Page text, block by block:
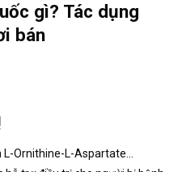
gì? Tác dụng
bán
Ornithine-L-Aspartate…